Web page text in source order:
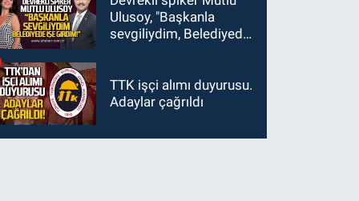
Ulusoy, "Başkanla
sevgiliydim, Belediyede
TTK işçi alımı duyurusu.
Adaylar çağrıldı